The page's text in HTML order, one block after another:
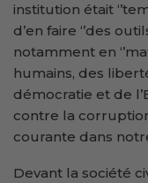
institution était
d’en faire ‘’des
notamment en
humains, des
démocratie et de
contre la
courante dans notre
Devant la société